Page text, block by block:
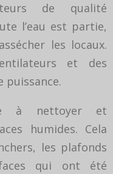
de qualité
l’eau est partie,
les locaux.
et des
puissance.
à nettoyer et
humides. Cela
les plafonds
qui ont été